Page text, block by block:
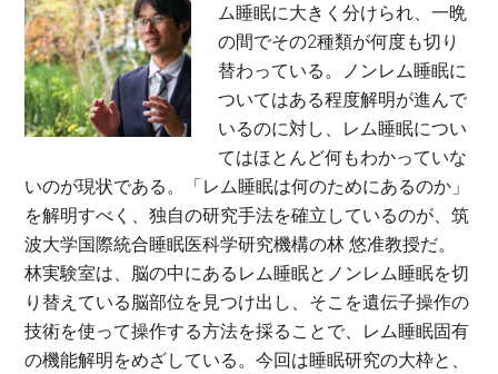
究
科
准
教
授
研
究
し、
骨
の
の
役
割
を
解
明
す
ム睡眠に大きく分けられ、一晩
の間でその2種類が何度も切り
替わっている。ノンレム睡眠に
ついてはある程度解明が進んで
いるのに対し、レム睡眠につい
てはほとんど何もわかっていな
いのが現状である。「レム睡眠は何のためにあるのか」
を解明すべく、独自の研究手法を確立しているのが、筑
波大学国際統合睡眠医科学研究機構の林 悠准教授だ。
林実験室は、脳の中にあるレム睡眠とノンレム睡眠を切
り替えている脳部位を見つけ出し、そこを遺伝子操作の
技術を使って操作する方法を採ることで、レム睡眠固有
の機能解明をめざしている。今回は睡眠研究の大枠と、